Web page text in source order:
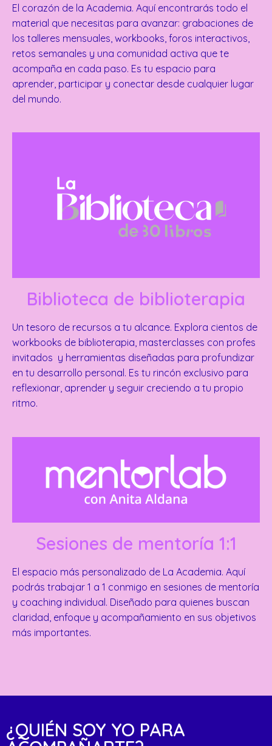
El corazón de la Academia. Aquí encontrarás todo el
material que necesitas para avanzar: grabaciones de
los talleres mensuales, workbooks, foros interactivos,
retos semanales y una comunidad activa que te
acompaña en cada paso. Es tu espacio para
aprender, participar y conectar desde cualquier lugar
del mundo.
Biblioteca de biblioterapia
Un tesoro de recursos a tu alcance. Explora cientos de
workbooks de biblioterapia, masterclasses con profes
invitados y herramientas diseñadas para profundizar
en tu desarrollo personal. Es tu rincón exclusivo para
reflexionar, aprender y seguir creciendo a tu propio
ritmo.
Sesiones de mentoría 1:1
El espacio más personalizado de La Academia. Aquí
podrás trabajar 1 a 1 conmigo en sesiones de mentoría
y coaching individual. Diseñado para quienes buscan
claridad, enfoque y acompañamiento en sus objetivos
más importantes.
¿QUIÉN SOY YO PARA